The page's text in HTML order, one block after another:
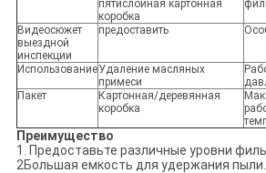
пятислойная картонная
коробка
Видеосюжет
выездной
инспекции
предоставить
ИспользованиеУдаление масляных
примеси
Пакет
Картонная/деревянная
коробка
Преимущество
1. Предоставьте различные уровни
2Большая емкость для удержания пыли.